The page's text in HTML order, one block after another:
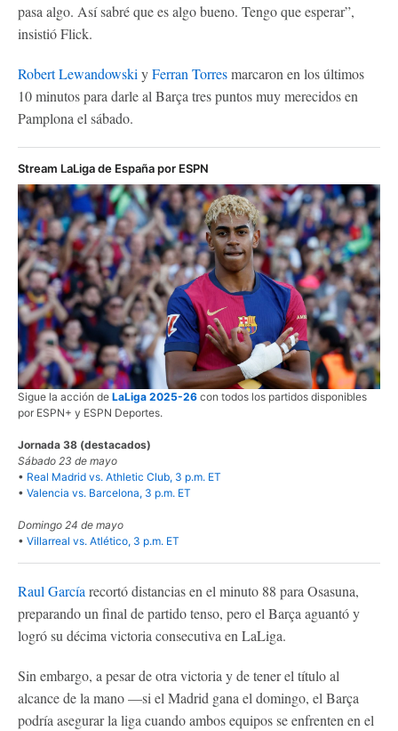
pasa algo. Así sabré que es algo bueno. Tengo que esperar”,
insistió Flick.
Robert LewandowskiyFerran Torresmarcaron en los últimos
10 minutos para darle al Barça tres puntos muy merecidos en
Pamplona el sábado.
Stream LaLiga de España por ESPN
Sigue la acción de LaLiga 2025-26 con todos los partidos disponibles
por ESPN+ y ESPN Deportes.
Jornada 38 (destacados)
Sábado 23 de mayo
• Real Madrid vs. Athletic Club, 3 p.m. ET
• Valencia vs. Barcelona, 3 p.m. ET
Domingo 24 de mayo
• Villarreal vs. Atlético, 3 p.m. ET
Raul García recortó distancias en el minuto 88 para Osasuna,
preparando un final de partido tenso, pero el Barça aguantó y
logró su décima victoria consecutiva en LaLiga.
Sin embargo, a pesar de otra victoria y de tener el título al
alcance de la mano —si el Madrid gana el domingo, el Barça
podría asegurar la liga cuando ambos equipos se enfrenten en el